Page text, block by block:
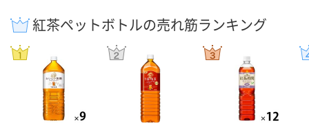
紅茶ペットボトルの売れ筋ランキング